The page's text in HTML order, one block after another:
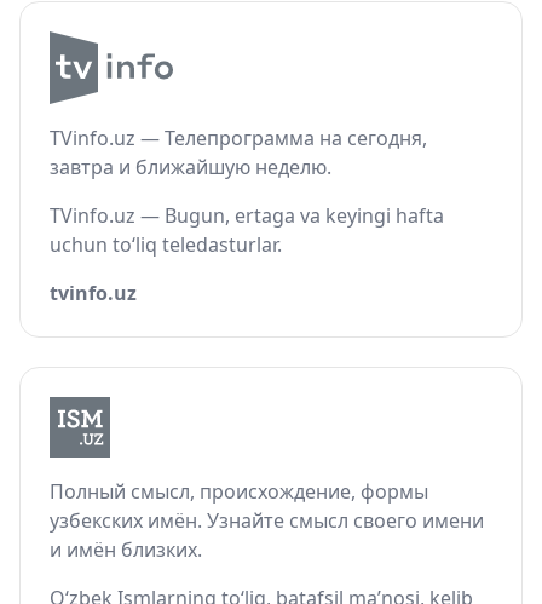
TVinfo.uz — Телепрограмма на сегодня,
завтра и ближайшую неделю.
TVinfo.uz — Bugun, ertaga va keyingi hafta
uchun to‘liq teledasturlar.
tvinfo.uz
Полный смысл, происхождение, формы
узбекских имён. Узнайте смысл своего имени
и имён близких.
O‘zbek Ismlarning to‘liq, batafsil ma’nosi, kelib